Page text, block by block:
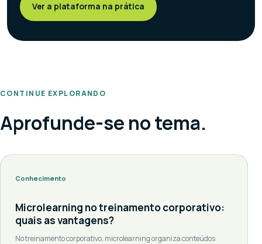
Ver a plataforma na prática
CONTINUE EXPLORANDO
Aprofunde-se no tema.
Conhecimento
Microlearning no treinamento corporativo:
quais as vantagens?
No treinamento corporativo, microlearning organiza conteúdos